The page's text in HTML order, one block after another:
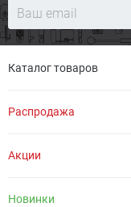
Каталог товаров
Распродажа
Акции
Новинки